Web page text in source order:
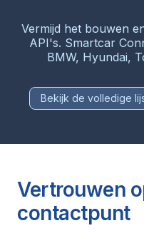
Vermijd het bouwen
API's. Smartcar
BMW, Hyundai,
Bekijk de volledige
Vertrouwen
contactpunt